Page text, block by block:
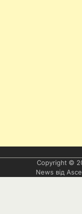
Copyright ©
News від